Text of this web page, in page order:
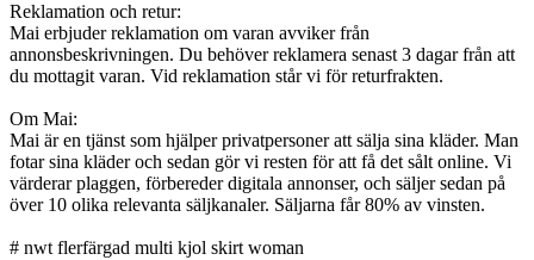
Reklamation och retur:
Mai erbjuder reklamation om varan avviker från
annonsbeskrivningen. Du behöver reklamera senast 3 dagar från att
du mottagit varan. Vid reklamation står vi för returfrakten.
Om Mai:
Mai är en tjänst som hjälper privatpersoner att sälja sina kläder. Man
fotar sina kläder och sedan gör vi resten för att få det sålt online. Vi
värderar plaggen, förbereder digitala annonser, och säljer sedan på
över 10 olika relevanta säljkanaler. Säljarna får 80% av vinsten.
# nwt flerfärgad multi kjol skirt woman